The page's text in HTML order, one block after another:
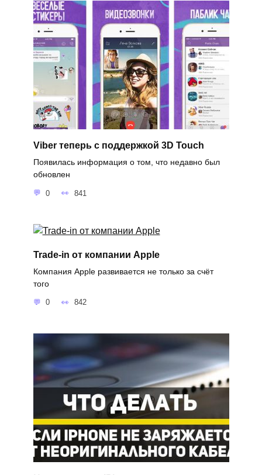
Viber теперь с поддержкой 3D Touch
Появилась информация о том, что недавно был
обновлен
0 841
Trade-in от компании Apple
Компания Apple развивается не только за счёт
того
0 842